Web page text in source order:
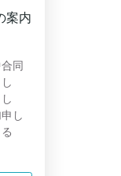
案内
同
し